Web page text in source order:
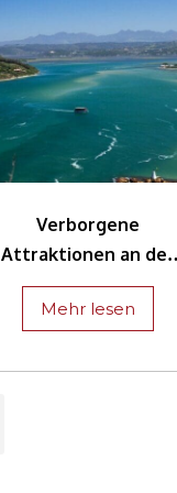
Verborgene
Attraktionen an der
Garden Route
Mehr lesen